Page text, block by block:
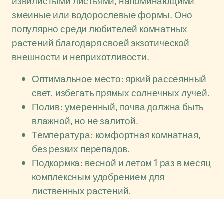
змеиные или водорослевые формы. Оно
популярно среди любителей комнатных
растений благодаря своей экзотической
внешности и неприхотливости.
Оптимальное место: яркий рассеянный
свет, избегать прямых солнечных лучей.
Полив: умеренный, почва должна быть
влажной, но не залитой.
Температура: комфортная комнатная,
без резких перепадов.
Подкормка: весной и летом 1 раз в месяц
комплексным удобрением для
лиственных растений.